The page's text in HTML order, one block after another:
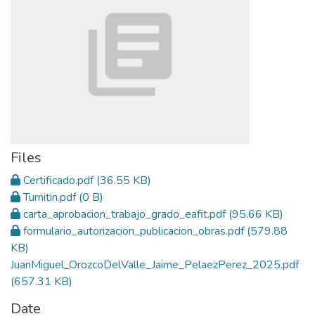
Files
Certificado.pdf(36.55 KB)
Turnitin.pdf(0 B)
carta_aprobacion_trabajo_grado_eafit.pdf(95.66 KB)
formulario_autorizacion_publicacion_obras.pdf(579.88
KB)
JuanMiguel_OrozcoDelValle_Jaime_PelaezPerez_2025.pdf
(657.31 KB)
Date